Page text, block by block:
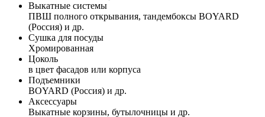
Выкатные системы
ПВШ полного открывания, тандембоксы BOYARD
(Россия) и др.
Сушка для посуды
Хромированная
Цоколь
в цвет фасадов или корпуса
Подъемники
BOYARD (Россия) и др.
Аксессуары
Выкатные корзины, бутылочницы и др.